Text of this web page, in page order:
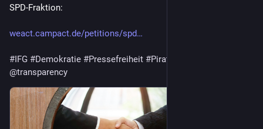
SPD-Fraktion:
weact.campact.de/petitions/spd
#IFG #Demokratie #Pressefreiheit #Piraten
@transparency